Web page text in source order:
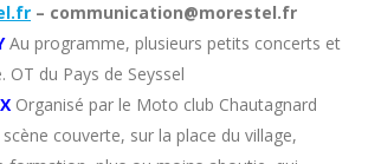
– communication@morestel.fr
Au programme, plusieurs petits concerts et
OT du Pays de Seyssel
Organisé par le Moto club Chautagnard
couverte, sur la place du village,